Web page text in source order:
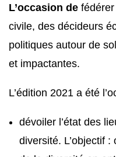
L’occasion de
civile, des décideurs
politiques autour de
et impactantes.
L’édition 2021 a été
dévoiler l’état des
diversité. L’objectif